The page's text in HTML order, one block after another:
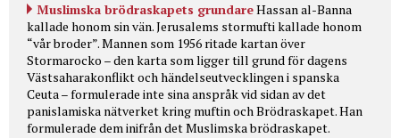
Muslimska brödraskapets grundareHassan al-Banna
kallade honom sin vän. Jerusalems stormufti kallade honom
“vår broder”. Mannen som 1956 ritade kartan över
Stormarocko – den karta som ligger till grund för dagens
Västsaharakonflikt och händelseutvecklingen i spanska
Ceuta – formulerade inte sina anspråk vid sidan av det
panislamiska nätverket kring muftin och Brödraskapet. Han
formulerade dem inifrån det Muslimska brödraskapet.